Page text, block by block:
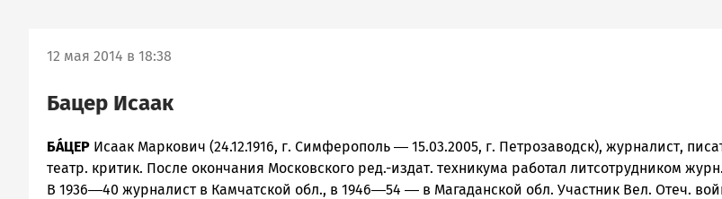
12 мая 2014 в 18:38
Бацер Исаак
БÁЦЕР Исаак Маркович (24.12.1916, г. Симферополь ― 15.03.2005, г. Петрозаводск), журналист,
театр. критик. После окончания Московского ред.-издат. техникума работал литсотрудником
В 1936―40 журналист в Камчатской обл., в 1946―54 ― в Магаданской обл. Участник Вел. Отеч.